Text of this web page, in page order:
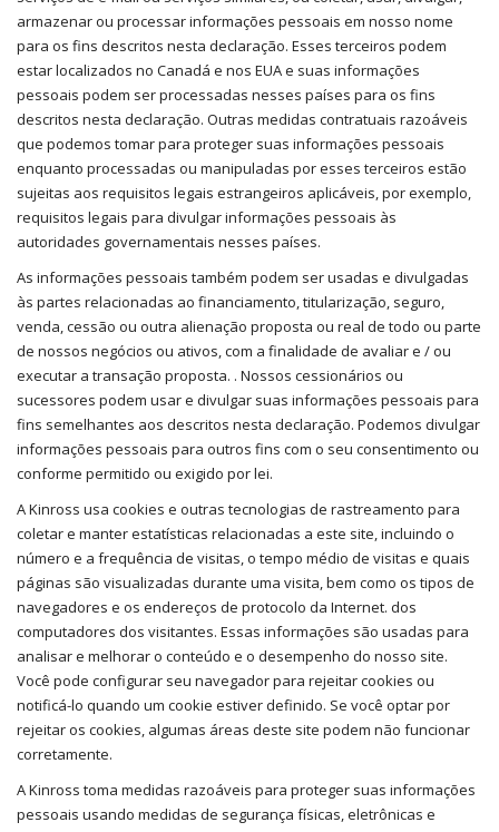
armazenar ou processar informações pessoais em nosso nome
para os fins descritos nesta declaração. Esses terceiros podem
estar localizados no Canadá e nos EUA e suas informações
pessoais podem ser processadas nesses países para os fins
descritos nesta declaração. Outras medidas contratuais razoáveis ​​
que podemos tomar para proteger suas informações pessoais
enquanto processadas ou manipuladas por esses terceiros estão
sujeitas aos requisitos legais estrangeiros aplicáveis, por exemplo,
requisitos legais para divulgar informações pessoais às
autoridades governamentais nesses países.
As informações pessoais também podem ser usadas e divulgadas
às partes relacionadas ao financiamento, titularização, seguro,
venda, cessão ou outra alienação proposta ou real de todo ou parte
de nossos negócios ou ativos, com a finalidade de avaliar e / ou
executar a transação proposta. . Nossos cessionários ou
sucessores podem usar e divulgar suas informações pessoais para
fins semelhantes aos descritos nesta declaração. Podemos divulgar
informações pessoais para outros fins com o seu consentimento ou
conforme permitido ou exigido por lei.
A Kinross usa cookies e outras tecnologias de rastreamento para
coletar e manter estatísticas relacionadas a este site, incluindo o
número e a frequência de visitas, o tempo médio de visitas e quais
páginas são visualizadas durante uma visita, bem como os tipos de
navegadores e os endereços de protocolo da Internet. dos
computadores dos visitantes. Essas informações são usadas para
analisar e melhorar o conteúdo e o desempenho do nosso site.
Você pode configurar seu navegador para rejeitar cookies ou
notificá-lo quando um cookie estiver definido. Se você optar por
rejeitar os cookies, algumas áreas deste site podem não funcionar
corretamente.
A Kinross toma medidas razoáveis ​​para proteger suas informações
pessoais usando medidas de segurança físicas, eletrônicas e